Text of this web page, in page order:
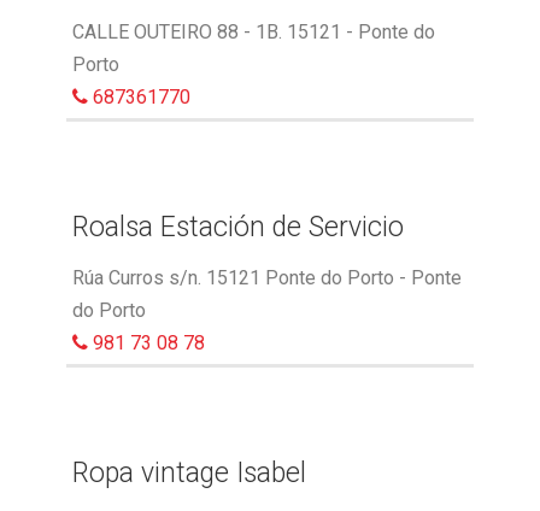
CALLE OUTEIRO 88 - 1B. 15121 - Ponte do
Porto
687361770
Roalsa Estación de Servicio
Rúa Curros s/n. 15121 Ponte do Porto - Ponte
do Porto
981 73 08 78
Ropa vintage Isabel